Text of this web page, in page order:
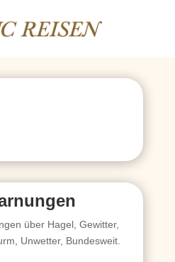
über Hagel, Gewitter,
Unwetter, Bundesweit.